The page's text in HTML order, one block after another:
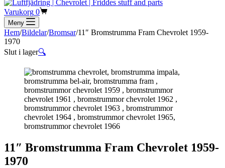
Varukorg 0
Meny
Hem/Bildelar/Bromsar/11″ Bromstrumma Fram Chevrolet 1959-
1970
Slut i lager🔍
11″ Bromstrumma Fram Chevrolet 1959-
1970